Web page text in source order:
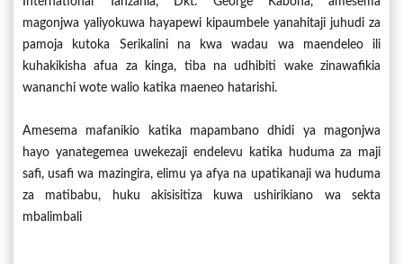
magonjwa yaliyokuwa hayapewi kipaumbele yanahitaji juhudi za
pamoja kutoka Serikalini na kwa wadau wa maendeleo ili
kuhakikisha afua za kinga, tiba na udhibiti wake zinawafikia
wananchi wote walio katika maeneo hatarishi.
Amesema mafanikio katika mapambano dhidi ya magonjwa
hayo yanategemea uwekezaji endelevu katika huduma za maji
safi, usafi wa mazingira, elimu ya afya na upatikanaji wa huduma
za matibabu, huku akisisitiza kuwa ushirikiano wa sekta
mbalimbali